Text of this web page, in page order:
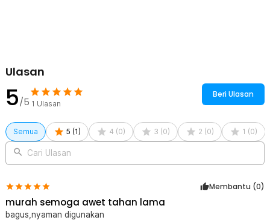
Ulasan
5/5 1 Ulasan
Beri Ulasan
Semua 5 (1) 4 (0) 3 (0) 2 (0) 1 (0)
Cari Ulasan
Membantu (0)
murah semoga awet tahan lama
bagus,nyaman digunakan